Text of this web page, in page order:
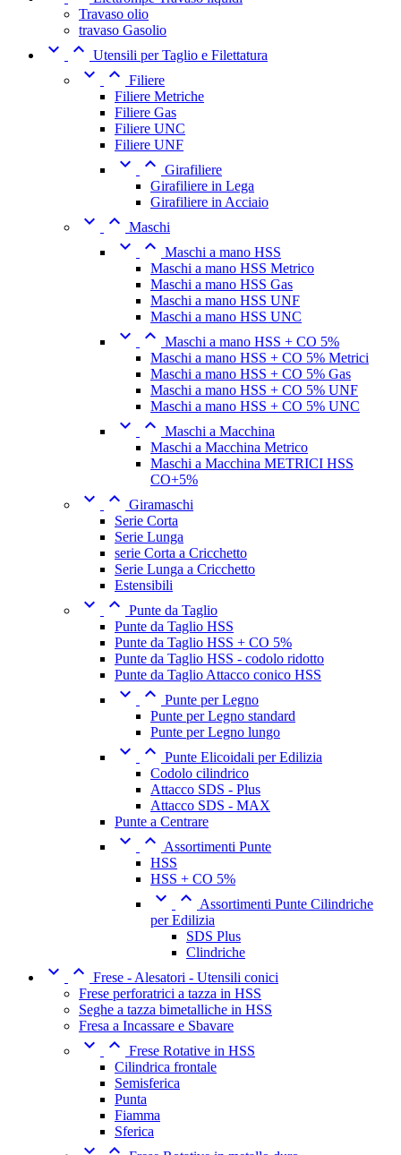
Travaso olio
travaso Gasolio
  Utensili per Taglio e Filettatura
  Filiere
Filiere Metriche
Filiere Gas
Filiere UNC
Filiere UNF
  Girafiliere
Girafiliere in Lega
Girafiliere in Acciaio
  Maschi
  Maschi a mano HSS
Maschi a mano HSS Metrico
Maschi a mano HSS Gas
Maschi a mano HSS UNF
Maschi a mano HSS UNC
  Maschi a mano HSS + CO 5%
Maschi a mano HSS + CO 5% Metrici
Maschi a mano HSS + CO 5% Gas
Maschi a mano HSS + CO 5% UNF
Maschi a mano HSS + CO 5% UNC
  Maschi a Macchina
Maschi a Macchina Metrico
Maschi a Macchina METRICI HSS
CO+5%
  Giramaschi
Serie Corta
Serie Lunga
serie Corta a Cricchetto
Serie Lunga a Cricchetto
Estensibili
  Punte da Taglio
Punte da Taglio HSS
Punte da Taglio HSS + CO 5%
Punte da Taglio HSS - codolo ridotto
Punte da Taglio Attacco conico HSS
  Punte per Legno
Punte per Legno standard
Punte per Legno lungo
  Punte Elicoidali per Edilizia
Codolo cilindrico
Attacco SDS - Plus
Attacco SDS - MAX
Punte a Centrare
  Assortimenti Punte
HSS
HSS + CO 5%
  Assortimenti Punte Cilindriche
per Edilizia
SDS Plus
Clindriche
  Frese - Alesatori - Utensili conici
Frese perforatrici a tazza in HSS
Seghe a tazza bimetalliche in HSS
Fresa a Incassare e Sbavare
  Frese Rotative in HSS
Cilindrica frontale
Semisferica
Punta
Fiamma
Sferica
 